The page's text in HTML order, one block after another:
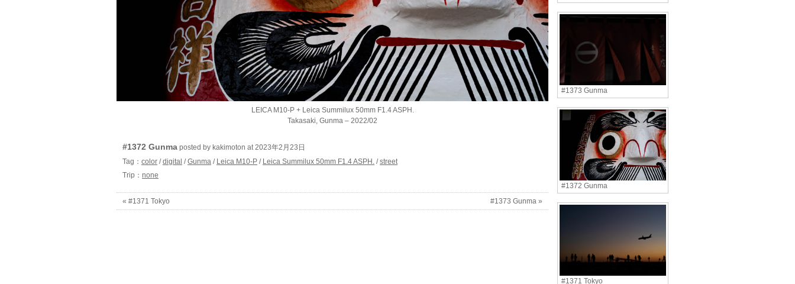
LEICA M10-P + Leica Summilux 50mm F1.4 ASPH.
Takasaki, Gunma – 2022/02
#1372 Gunma posted by kakimoton at 2023年2月23日
Tag： color /digital /Gunma / Leica M10-P / Leica Summilux 50mm F1.4 ASPH. /street
Trip： none
« #1371 Tokyo #1373 Gunma »
#1373 Gunma
#1372 Gunma
#1371 Tokyo